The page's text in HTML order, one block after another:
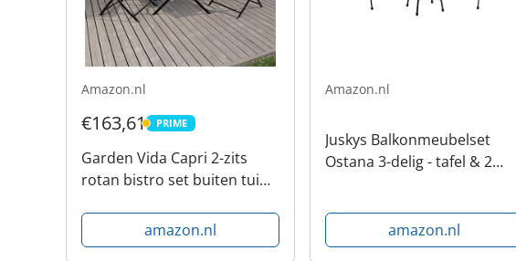
Amazon.nl
€163,61 PRIME
PRIME
Garden Vida Capri 2-zits
rotan bistro set buiten tuin
stuks (bruin)amazon.nl
Amazon.nl
Juskys Balkonmeubelset
Ostana 3-delig - tafel & 2
tuinmeubelen balkonset
zwart
amazon.nl